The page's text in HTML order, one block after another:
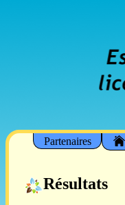
Partenaires
Résultats